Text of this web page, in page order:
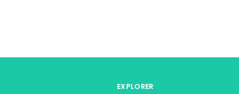
EXPLORER